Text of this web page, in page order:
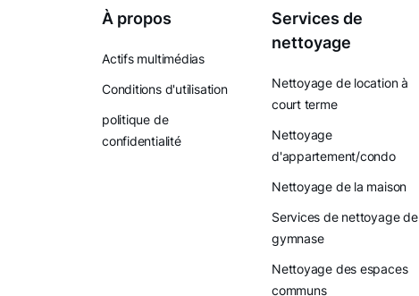
À propos
Actifs multimédias
Conditions d'utilisation
politique de
confidentialité
Services de
nettoyage
Nettoyage de location à
court terme
Nettoyage
d'appartement/condo
Nettoyage de la maison
Services de nettoyage de
gymnase
Nettoyage des espaces
communs